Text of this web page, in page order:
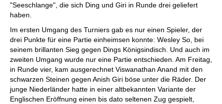
"Seeschlange", die sich Ding und Giri in Runde drei geliefert
haben.
Im ersten Umgang des Turniers gab es nur einen Spieler, der
drei Punkte für eine Partie einheimsen konnte: Wesley So, bei
seinem brillanten Sieg gegen Dings Königsindisch. Und auch im
zweiten Umgang wurde nur eine Partie entschieden. Am Freitag,
in Runde vier, kam ausgerechnet Viswanathan Anand mit den
schwarzen Steinen gegen Anish Giri böse unter die Räder. Der
junge Niederländer hatte in einer altbekannten Variante der
Englischen Eröffnung einen bis dato seltenen Zug gespielt,